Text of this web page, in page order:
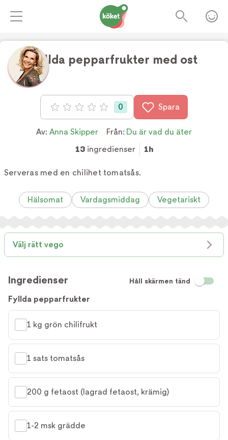
Fyllda pepparfrukter med ost
Betyg: 0 av 5 0 Spara
Av: Anna Skipper Från: Du är vad du äter
13ingredienser 1h
Serveras med en chilihet tomatsås.
Hälsomat Vardagsmiddag Vegetariskt
Välj rätt vego
Ingredienser Håll skärmen tänd
Fyllda pepparfrukter
1 kg grön chilifrukt
1 sats tomatsås
200 g fetaost (lagrad fetaost, krämig)
1-2 msk grädde